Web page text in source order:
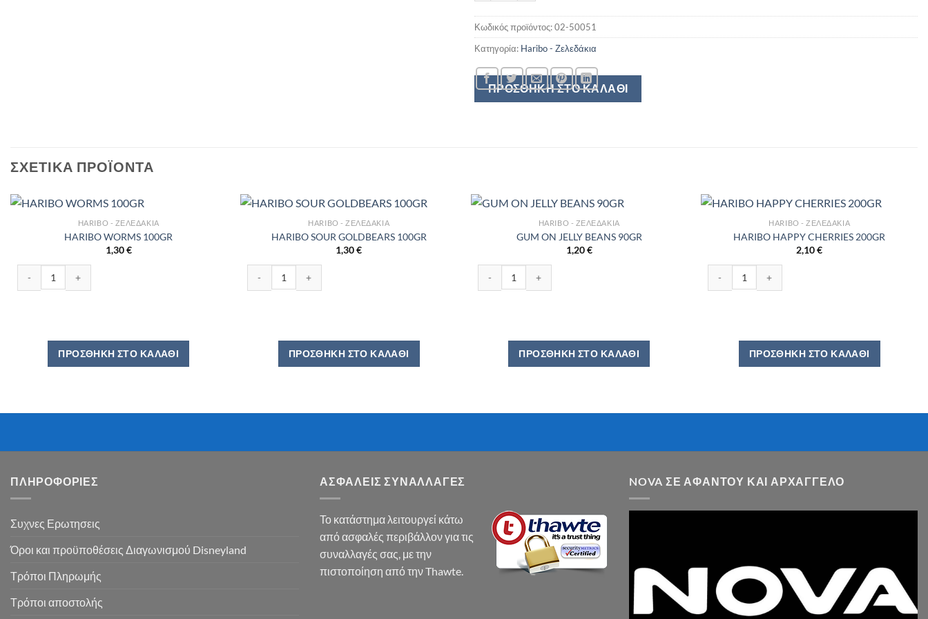
ΠΡΟΣΘΉΚΗ ΣΤΟ ΚΑΛΆΘΙ
Κωδικός προϊόντος:02-50051
Κατηγορία: Haribo - Ζελεδάκια
ΣΧΕΤΙΚΆ ΠΡΟΪΌΝΤΑ
HARIBO - ΖΕΛΕΔΆΚΙΑ
HARIBO WORMS 100GR
1,30€
ΠΡΟΣΘΉΚΗ ΣΤΟ ΚΑΛΆΘΙ
HARIBO - ΖΕΛΕΔΆΚΙΑ
HARIBO SOUR GOLDBEARS 100GR
1,30€
ΠΡΟΣΘΉΚΗ ΣΤΟ ΚΑΛΆΘΙ
HARIBO - ΖΕΛΕΔΆΚΙΑ
GUM ON JELLY BEANS 90GR
1,20€
ΠΡΟΣΘΉΚΗ ΣΤΟ ΚΑΛΆΘΙ
HARIBO - ΖΕΛΕΔΆΚΙΑ
HARIBO HAPPY CHERRIES 200GR
2,10€
ΠΡΟΣΘΉΚΗ ΣΤΟ ΚΑΛΆΘΙ
ΠΛΗΡΟΦΟΡΙΕΣ
Συχνες Ερωτησεις
Όροι και προϋποθέσεις Διαγωνισμού Disneyland
Τρόποι Πληρωμής
Τρόποι αποστολής
ΑΣΦΑΛΕΙΣ ΣΥΝΑΛΛΑΓΕΣ
Το κατάστημα λειτουργεί κάτω
από ασφαλές περιβάλλον για τις
συναλλαγές σας, με την
πιστοποίηση από την Thawte.
NOVA ΣΕ ΑΦΆΝΤΟΥ ΚΑΙ ΑΡΧΆΓΓΕΛΟ